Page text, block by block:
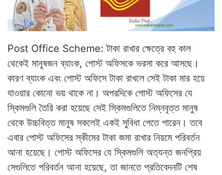
Post Office Scheme: টাকা রাখার ক্ষেত্রে বহু কাল
থেকেই মানুষজন ব্যাংক, পোস্ট অফিসকে ভরসা করে আসছে।
কারণ ব্যাংক এবং পোস্ট অফিসে টাকা রাখলে সেই টাকা মার হয়ে
যাওয়ার কোনো ভয় থাকে না। অপরদিকে পোস্ট অফিসের যে
স্কিমগুলি তৈরি করা হয়েছে সেই স্কিমগুলিতে নিম্নবৃত্ত মানুষ
থেকে উচ্চবিত্ত মানুষ সকলেই একই সুবিধা পেতে পারেন। তবে
এবার পোস্ট অফিসের স্কীমের টাকা জমা রাখার নিয়মে পরিবর্তন
আনা হয়েছে। পোস্ট অফিসের যে স্কিমগুলি অত্যন্ত জনপ্রিয়
সেগুলিতে পরিবর্তন আনা হয়েছে, তা জানতে প্রতিবেদনটি শেষ